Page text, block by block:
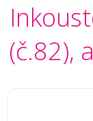
(č.82),